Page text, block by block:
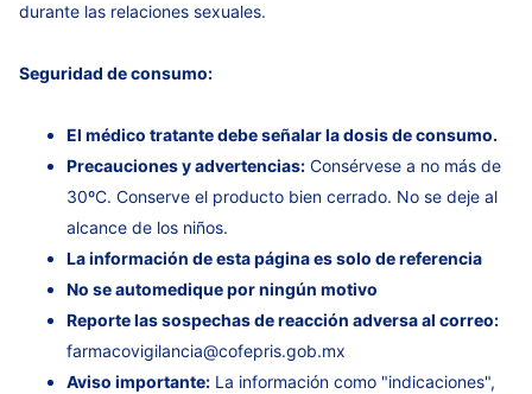
durante las relaciones sexuales.
Seguridad de consumo:
El médico tratante debe señalar la dosis de consumo.
Precauciones y advertencias: Consérvese a no más de
30ºC. Conserve el producto bien cerrado. No se deje al
alcance de los niños.
La información de esta página es solo de referencia
No se automedique por ningún motivo
Reporte las sospechas de reacción adversa al correo:
farmacovigilancia@cofepris.gob.mx
Aviso importante: La información como "indicaciones",